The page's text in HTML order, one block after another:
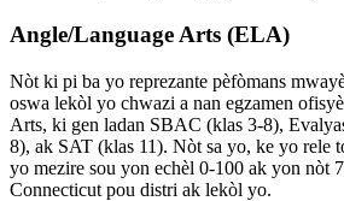
Angle/Language Arts (ELA)
Nòt ki pi ba yo reprezante pèfòmans
oswa lekòl yo chwazi a nan egzamen
Arts, ki gen ladan SBAC (klas 3-8),
8), ak SAT (klas 11). Nòt sa yo, ke yo rele
yo mezire sou yon echèl 0-100 ak yon nòt
Connecticut pou distri ak lekòl yo.